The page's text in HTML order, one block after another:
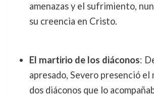
amenazas y el sufrimiento,
su creencia en Cristo.
El martirio de los diáconos:
apresado, Severo presenció
dos diáconos que lo